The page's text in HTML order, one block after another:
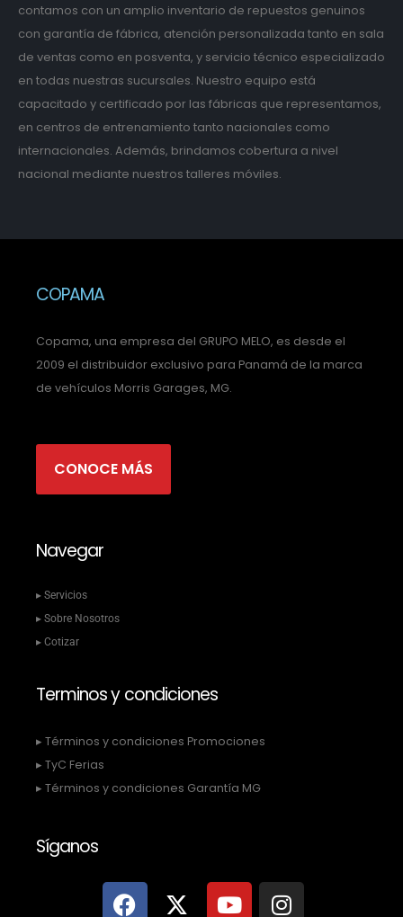
contamos con un amplio inventario de repuestos genuinos
con garantía de fábrica, atención personalizada tanto en sala
de ventas como en posventa, y servicio técnico especializado
en todas nuestras sucursales. Nuestro equipo está
capacitado y certificado por las fábricas que representamos,
en centros de entrenamiento tanto nacionales como
internacionales. Además, brindamos cobertura a nivel
nacional mediante nuestros talleres móviles.
COPAMA
Copama, una empresa del GRUPO MELO, es desde el
2009 el distribuidor exclusivo para Panamá de la marca
de vehículos Morris Garages, MG.
CONOCE MÁS
Navegar
▸ Servicios
▸ Sobre Nosotros
▸ Cotizar
Terminos y condiciones
▸ Términos y condiciones Promociones
▸ TyC Ferias
▸ Términos y condiciones Garantía MG
Síganos